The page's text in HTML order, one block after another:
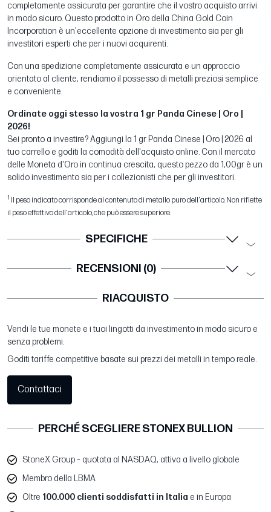
completamente assicurata per garantire che il vostro acquisto arrivi
in modo sicuro. Questo prodotto in Oro della China Gold Coin
Incorporation è un'eccellente opzione di investimento sia per gli
investitori esperti che per i nuovi acquirenti.
Con una spedizione completamente assicurata e un approccio
orientato al cliente, rendiamo il possesso di metalli preziosi semplice
e conveniente.
Ordinate oggi stesso la vostra 1 gr Panda Cinese | Oro |
2026!
Sei pronto a investire? Aggiungi la 1 gr Panda Cinese | Oro | 2026 al
tuo carrello e goditi la comodità dell'acquisto online. Con il mercato
delle Moneta d'Oro in continua crescita, questo pezzo da 1,00gr è un
solido investimento sia per i collezionisti che per gli investitori.
1 Il peso indicato corrisponde al contenuto di metallo puro dell'articolo. Non riflette
il peso effettivo dell'articolo, che può essere superiore.
SPECIFICHE
RECENSIONI (0)
RIACQUISTO
Vendi le tue monete e i tuoi lingotti da investimento in modo sicuro e
senza problemi.
Goditi tariffe competitive basate sui prezzi dei metalli in tempo reale.
Contattaci
PERCHÉ SCEGLIERE STONEX BULLION
StoneX Group – quotata al NASDAQ, attiva a livello globale
Membro della LBMA
Oltre 100.000 clienti soddisfatti in Italia e in Europa